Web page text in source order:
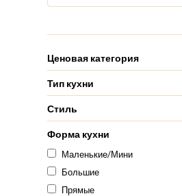
Ценовая категория
Тип кухни
Стиль
Форма кухни
Маленькие/Мини
Большие
Прямые